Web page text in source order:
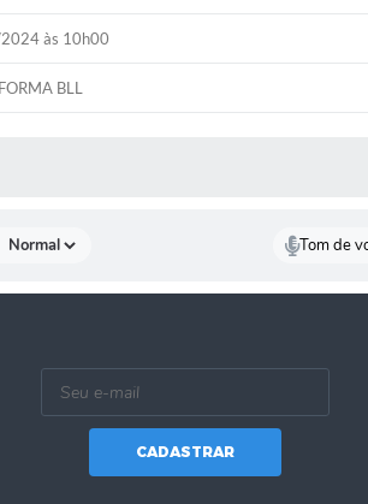
às 10h00
BLL
Tom de
CADASTRAR